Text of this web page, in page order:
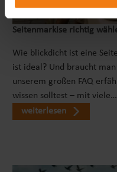
Seitenmarkise richtig
Wie blickdicht ist eine
ist ideal? Und braucht
unserem großen FAQ
wissen solltest – mit viele…
weiterlesen